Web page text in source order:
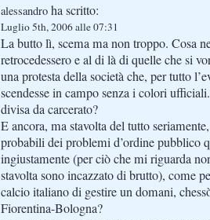
alessandro ha scritto:
Luglio 5th, 2006 alle 07:31
La butto lì, scema ma non troppo. Cosa
retrocedessero e al di là di quelle che si
una protesta della società che, per tutto
scendesse in campo senza i colori
divisa da carcerato?
E ancora, ma stavolta del tutto
probabili dei problemi d’ordine pubblico
ingiustamente (per ciò che mi riguarda
stavolta sono incazzato di brutto), come
calcio italiano di gestire un domani,
Fiorentina-Bologna?